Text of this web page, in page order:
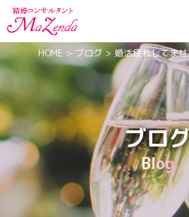
ブロ
Blog
HOME > ブログ > 婚活疲れしてま